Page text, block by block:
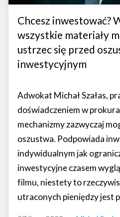
Chcesz inwestować?
wszystkie materiały
ustrzec się przed
inwestycyjnym
Adwokat Michał Szałas,
doświadczeniem w
mechanizmy zazwyczaj
oszustwa. Podpowiada
indywidualnym jak
inwestycyjne czasem
filmu, niestety to
utraconych pieniędzy jest